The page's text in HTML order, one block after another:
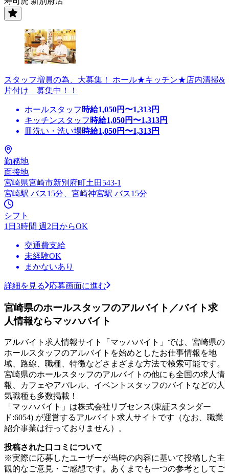
スタッフ増員の為、大募集！ ホール★キッチン★店内清掃&
片付け 募集中！！
ホールスタッフ 時給1,050円〜1,313円
キッチンスタッフ 時給1,050円〜1,313円
皿洗い・洗い場時給1,050円〜1,313円
勤務地
面接地
宮崎県宮崎市新別府町土田543-1
宮崎駅 バス15分、宮崎神宮駅 バス15分
シフト
1日3時間 週2日からOK
交通費支給
未経験OK
まかないあり
詳細を見る 応募画面に進む
宮崎県のホールスタッフのアルバイト／バイト求
人情報ならマッハバイト
アルバイト求人情報サイト「マッハバイト」では、宮崎県の
ホールスタッフのアルバイトを始めとしたお仕事情報を地
域、路線、職種、特徴などさまざまな方法で検索可能です。
宮崎県のホールスタッフのアルバイトの他にも全国の求人情
報、カフェやアパレル、イベントスタッフのバイトなどの人
気職種も多数掲載！
「マッハバイト」は株式会社リブセンス(東証スタンダー
ド:6054) が運営するアルバイト求人サイトです（なお、職業
紹介事業は行っておりません）。
投稿された口コミについて
※実際に応募したユーザーが当時の内容に基いて投稿した主
観的なご意見・ご感想です。あくまでも一つの参考としてご